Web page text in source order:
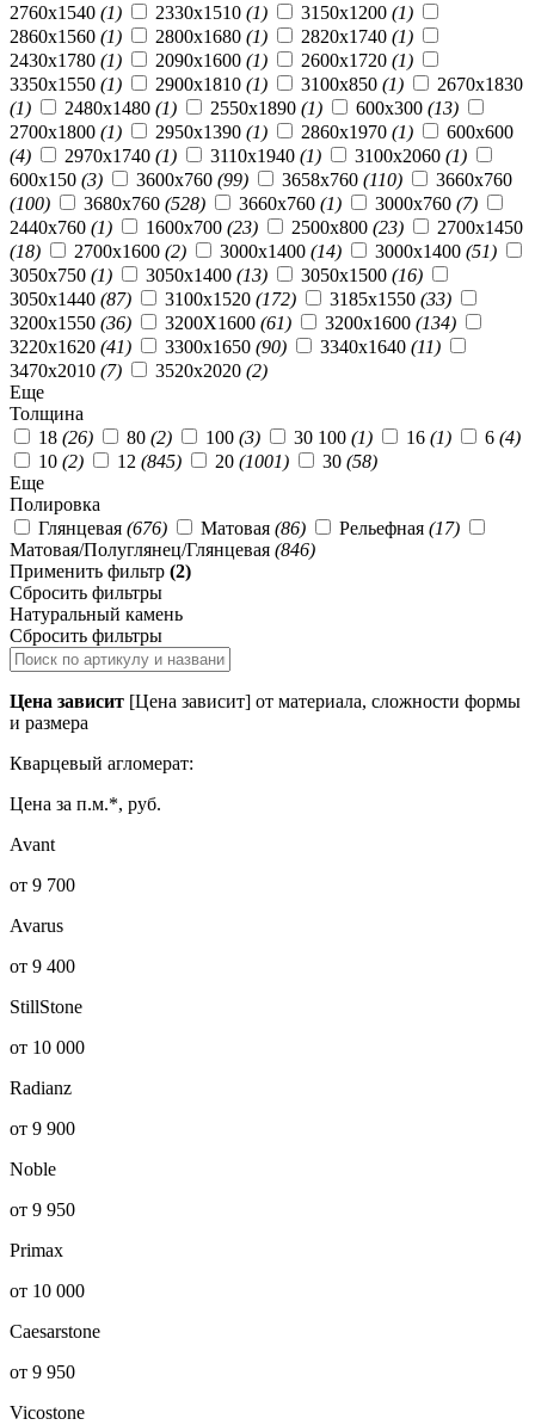
2760x1540 (1) 2330x1510 (1) 3150x1200 (1)
2860x1560 (1) 2800x1680 (1) 2820x1740 (1)
2430x1780 (1) 2090x1600 (1) 2600x1720 (1)
3350x1550 (1) 2900x1810 (1) 3100x850 (1)
2670x1830
(1)
2480x1480 (1) 2550x1890 (1) 600х300 (13)
2700x1800 (1) 2950x1390 (1) 2860x1970 (1)
600х600
(4)
2970x1740 (1) 3110x1940 (1) 3100x2060 (1)
600х150 (3) 3600х760 (99) 3658х760 (110)
3660х760
(100)
3680х760 (528) 3660x760 (1) 3000x760 (7)
2440x760 (1) 1600х700 (23) 2500х800 (23)
2700x1450
(18)
2700х1600 (2) 3000х1400 (14) 3000x1400 (51)
3050х750 (1) 3050х1400 (13) 3050х1500 (16)
3050х1440 (87) 3100х1520 (172) 3185х1550 (33)
3200х1550 (36) 3200X1600 (61) 3200х1600 (134)
3220х1620 (41) 3300х1650 (90) 3340х1640 (11)
3470х2010 (7) 3520х2020 (2)
Еще
Толщина
18 (26) 80 (2) 100 (3) 30 100 (1) 16 (1) 6 (4)
10 (2) 12 (845) 20 (1001) 30 (58)
Еще
Полировка
Глянцевая (676) Матовая (86) Рельефная (17)
Матовая/Полуглянец/Глянцевая (846)
Применить фильтр (2)
Сбросить фильтры
Натуральный камень
Сбросить фильтры
Цена зависит [Цена зависит] от материала, сложности формы
и размера
Кварцевый агломерат:
Цена за п.м.*, руб.
Avant
от 9 700
Avarus
от 9 400
StillStone
от 10 000
Radianz
от 9 900
Noble
от 9 950
Primax
от 10 000
Caesarstone
от 9 950
Vicostone